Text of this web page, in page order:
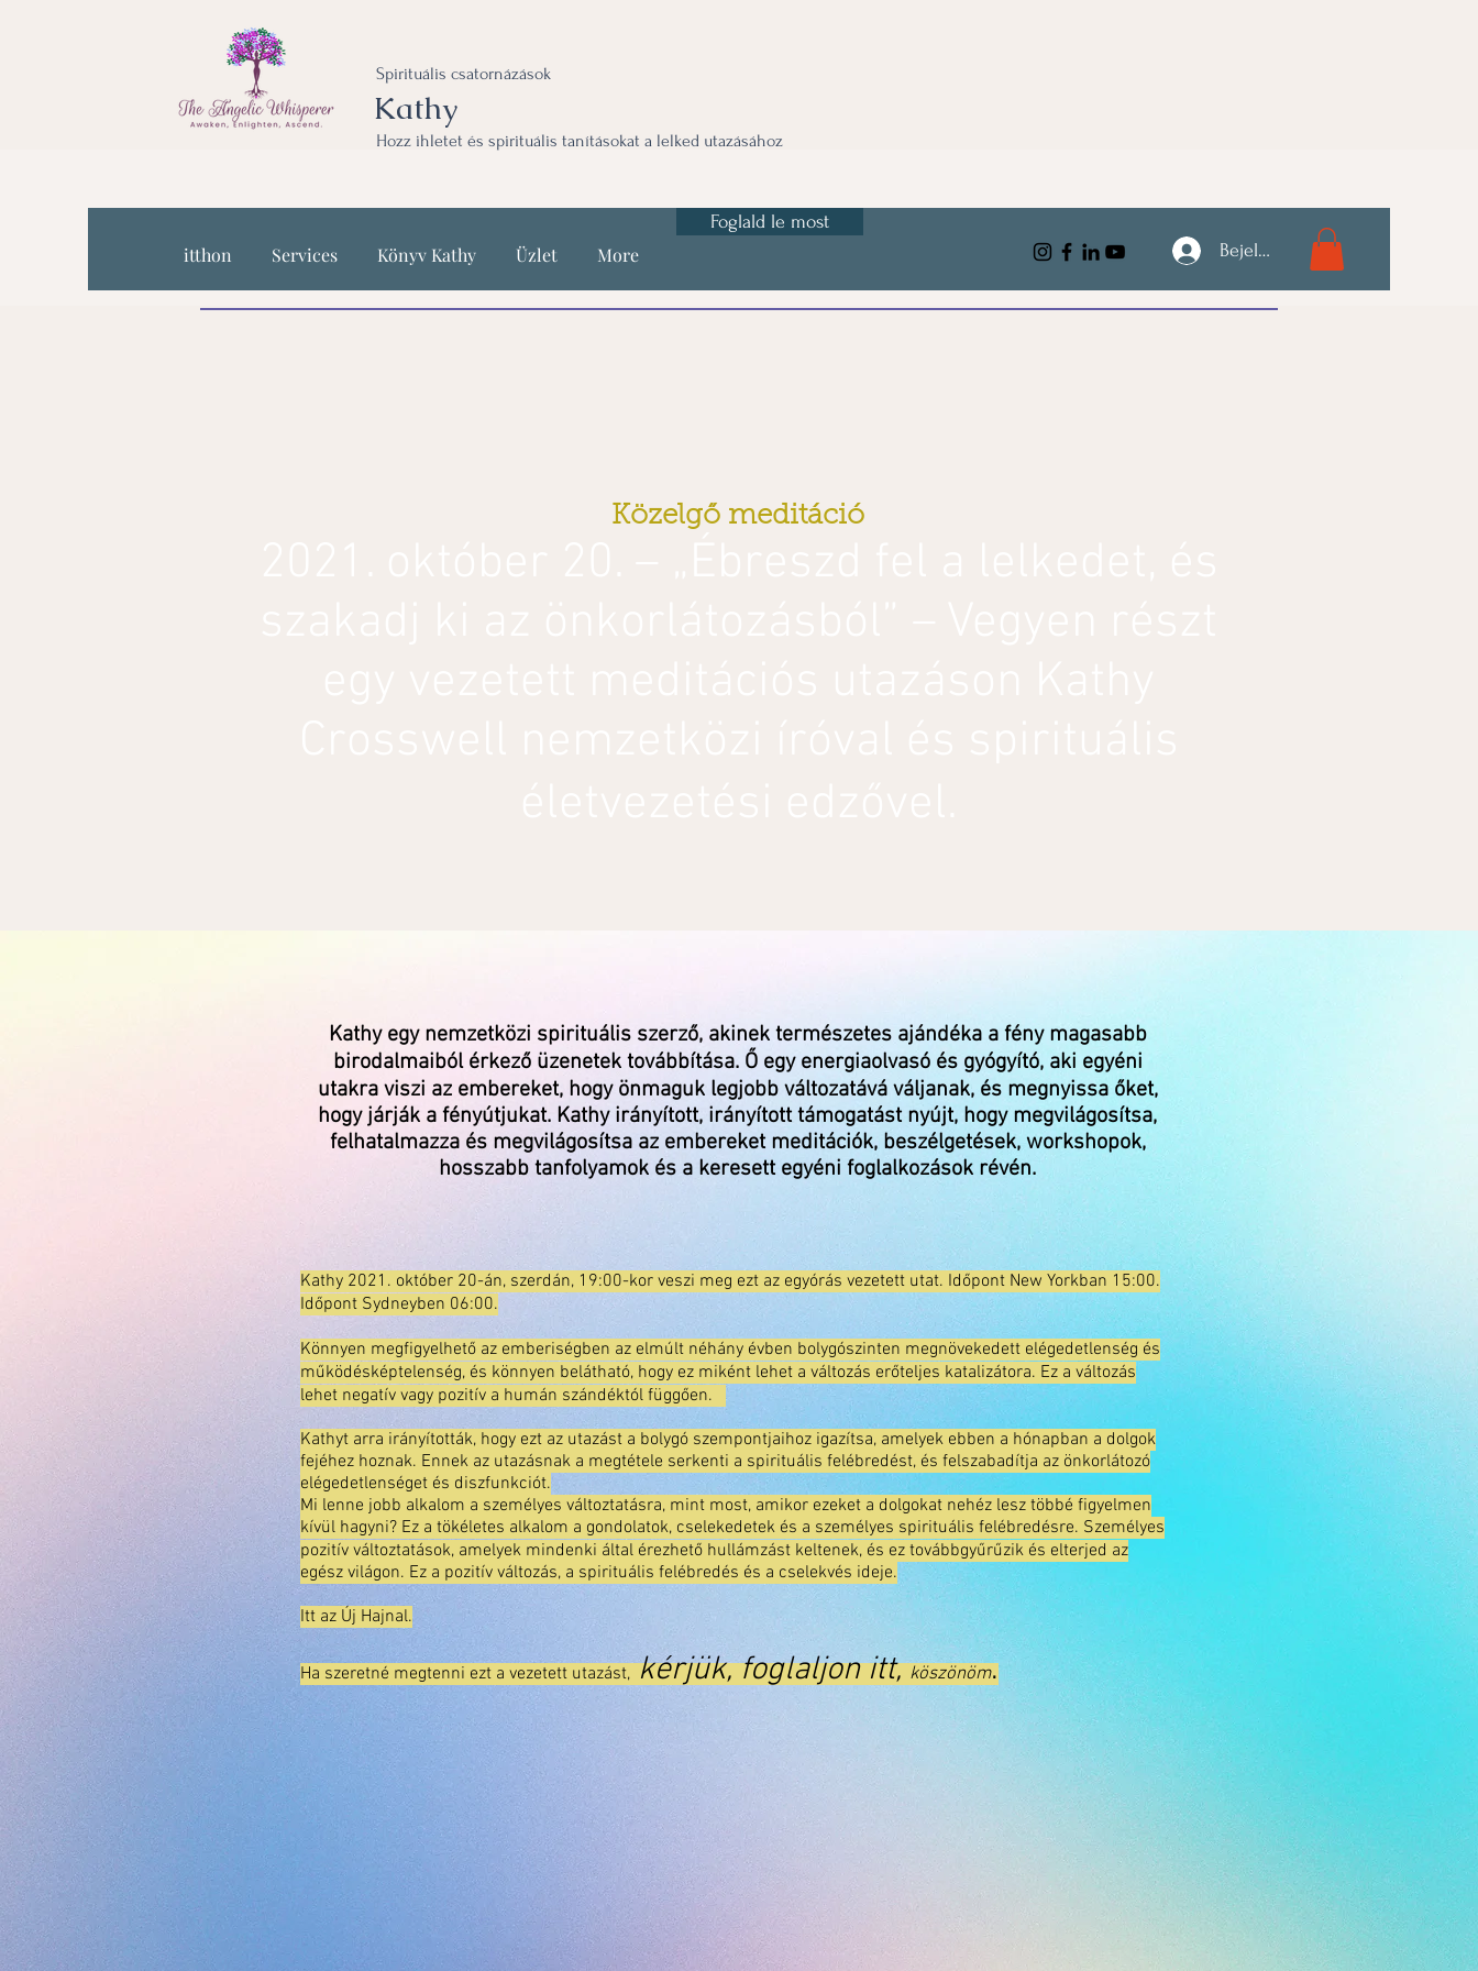
Kathy
Hozz ihletet és spirituális tanításokat a lelked utazásához
Spirituális csatornázások
itthon Services Könyv Kathy Üzlet More
Foglald le most
Bejelentkezés
Közelgő meditáció
Kathy egy nemzetközi spirituális szerző, akinek természetes ajándéka a fény magasabb
birodalmaiból érkező üzenetek továbbítása. Ő egy energiaolvasó és gyógyító, aki egyéni
utakra viszi az embereket, hogy önmaguk legjobb változatává váljanak, és megnyissa őket,
hogy járják a fényútjukat. Kathy irányított, irányított támogatást nyújt, hogy megvilágosítsa,
felhatalmazza és megvilágosítsa az embereket meditációk, beszélgetések, workshopok,
hosszabb tanfolyamok és a keresett egyéni foglalkozások révén.
Kathy 2021. október 20-án, szerdán, 19:00-kor veszi meg ezt az egyórás vezetett utat. Időpont New Yorkban 15:00.
Időpont Sydneyben 06:00.
Könnyen megfigyelhető az emberiségben az elmúlt néhány évben bolygószinten megnövekedett elégedetlenség és
működésképtelenség, és könnyen belátható, hogy ez miként lehet a változás erőteljes katalizátora. Ez a változás
lehet negatív vagy pozitív a humán szándéktól függően.
Kathyt arra irányították, hogy ezt az utazást a bolygó szempontjaihoz igazítsa, amelyek ebben a hónapban a dolgok
fejéhez hoznak. Ennek az utazásnak a megtétele serkenti a spirituális felébredést, és felszabadítja az önkorlátozó
elégedetlenséget és diszfunkciót.
Mi lenne jobb alkalom a személyes változtatásra, mint most, amikor ezeket a dolgokat nehéz lesz többé figyelmen
kívül hagyni? Ez a tökéletes alkalom a gondolatok, cselekedetek és a személyes spirituális felébredésre. Személyes
pozitív változtatások, amelyek mindenki által érezhető hullámzást keltenek, és ez továbbgyűrűzik és elterjed az
egész világon. Ez a pozitív változás, a spirituális felébredés és a cselekvés ideje.
Itt az Új Hajnal.
Ha szeretné megtenni ezt a vezetett utazást, kérjük, foglaljon itt,köszönöm.